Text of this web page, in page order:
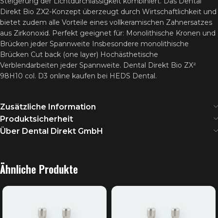
Direkt Bio ZX2-Konzept überzeugt durch Wirtschaftlichkeit und
bietet zudem alle Vorteile eines vollkeramischen Zahnersatzes
aus Zirkonoxid. Perfekt geeignet für: Monolithische Kronen und
Brücken jeder Spannweite Insbesondere monolithische
Brücken Cut back (one layer) Hochästhetische
Verblendarbeiten jeder Spannweite. Dental Direkt Bio ZX²
98H10 col. D3 online kaufen bei HEDS Dental.
Zusätzliche Information
Produktsicherheit
Über Dental Direkt GmbH
Ähnliche Produkte